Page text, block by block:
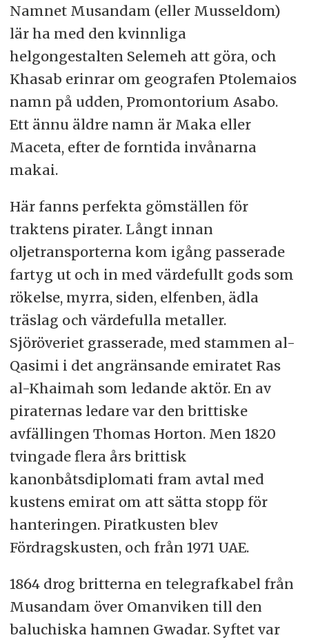
Namnet Musandam (eller Musseldom)
lär ha med den kvinnliga
helgongestalten Selemeh att göra, och
Khasab erinrar om geografen Ptolemaios
namn på udden, Promontorium Asabo.
Ett ännu äldre namn är Maka eller
Maceta, efter de forntida invånarna
makai.
Här fanns perfekta gömställen för
traktens pirater. Långt innan
oljetransporterna kom igång passerade
fartyg ut och in med värdefullt gods som
rökelse, myrra, siden, elfenben, ädla
träslag och värdefulla metaller.
Sjöröveriet grasserade, med stammen al-
Qasimi i det angränsande emiratet Ras
al-Khaimah som ledande aktör. En av
piraternas ledare var den brittiske
avfällingen Thomas Horton. Men 1820
tvingade flera års brittisk
kanonbåtsdiplomati fram avtal med
kustens emirat om att sätta stopp för
hanteringen. Piratkusten blev
Fördragskusten, och från 1971 UAE.
1864 drog britterna en telegrafkabel från
Musandam över Omanviken till den
baluchiska hamnen Gwadar. Syftet var